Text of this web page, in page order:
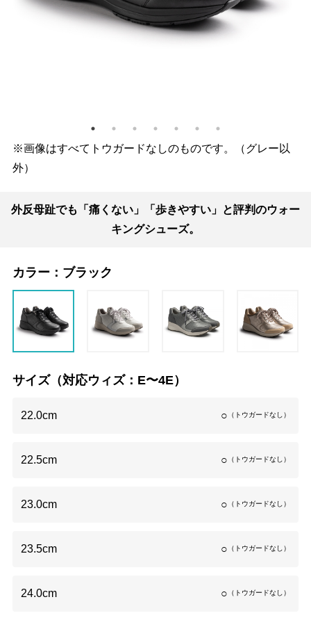
※画像はすべてトウガードなしのものです。（グレー以
外）
外反母趾でも「痛くない」「歩きやすい」と評判のウォー
キングシューズ。
カラー： ブラック
サイズ（対応ウィズ：E〜4E）
22.0cm （トウガードなし）
○
22.5cm （トウガードなし）
○
23.0cm （トウガードなし）
○
23.5cm （トウガードなし）
○
24.0cm （トウガードなし）
○